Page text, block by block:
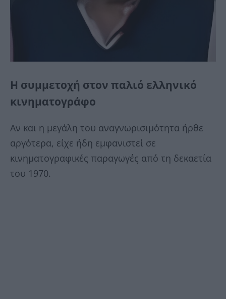
Η συμμετοχή στον παλιό ελληνικό
κινηματογράφο
Αν και η μεγάλη του αναγνωρισιμότητα ήρθε
αργότερα, είχε ήδη εμφανιστεί σε
κινηματογραφικές παραγωγές από τη δεκαετία
του 1970.